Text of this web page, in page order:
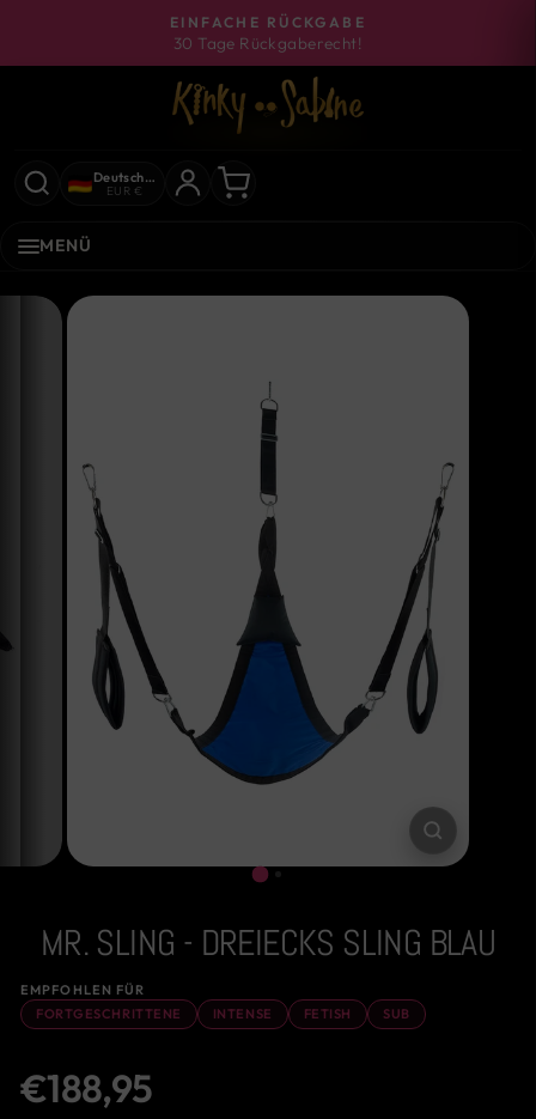
Inhalt
Pause
Diashow
EINFACHE RÜCKGABE
30 Tage Rückgaberecht!
Deutschland
EUR €
MENÜ
ESC)
MR. SLING - DREIECKS SLING BLAU
EMPFOHLEN FÜR
FORTGESCHRITTENE
INTENSE FETISH SUB
€188,95